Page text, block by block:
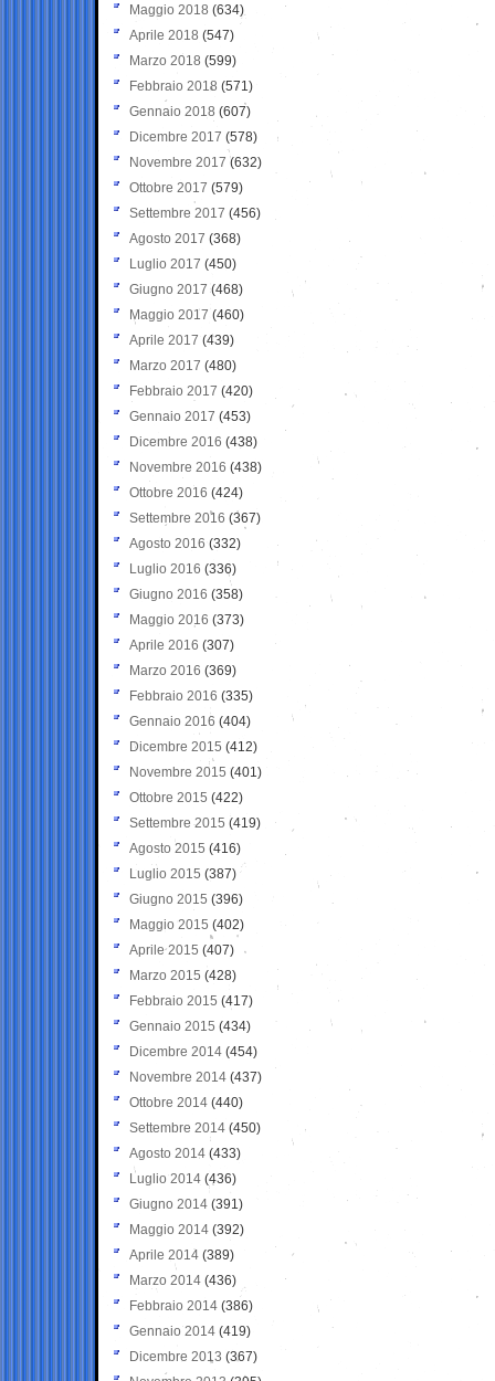
Maggio 2018 (634)
Aprile 2018 (547)
Marzo 2018 (599)
Febbraio 2018 (571)
Gennaio 2018 (607)
Dicembre 2017 (578)
Novembre 2017 (632)
Ottobre 2017 (579)
Settembre 2017 (456)
Agosto 2017 (368)
Luglio 2017 (450)
Giugno 2017 (468)
Maggio 2017 (460)
Aprile 2017 (439)
Marzo 2017 (480)
Febbraio 2017 (420)
Gennaio 2017 (453)
Dicembre 2016 (438)
Novembre 2016 (438)
Ottobre 2016 (424)
Settembre 2016 (367)
Agosto 2016 (332)
Luglio 2016 (336)
Giugno 2016 (358)
Maggio 2016 (373)
Aprile 2016 (307)
Marzo 2016 (369)
Febbraio 2016 (335)
Gennaio 2016 (404)
Dicembre 2015 (412)
Novembre 2015 (401)
Ottobre 2015 (422)
Settembre 2015 (419)
Agosto 2015 (416)
Luglio 2015 (387)
Giugno 2015 (396)
Maggio 2015 (402)
Aprile 2015 (407)
Marzo 2015 (428)
Febbraio 2015 (417)
Gennaio 2015 (434)
Dicembre 2014 (454)
Novembre 2014 (437)
Ottobre 2014 (440)
Settembre 2014 (450)
Agosto 2014 (433)
Luglio 2014 (436)
Giugno 2014 (391)
Maggio 2014 (392)
Aprile 2014 (389)
Marzo 2014 (436)
Febbraio 2014 (386)
Gennaio 2014 (419)
Dicembre 2013 (367)